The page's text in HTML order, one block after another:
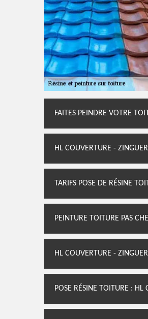
FAITES PEINDRE VOTRE
HL COUVERTURE -
TARIFS POSE DE RÉSINE
PEINTURE TOITURE PAS
HL COUVERTURE -
POSE RÉSINE TOITURE :